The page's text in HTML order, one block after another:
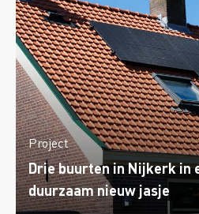
Project
Drie buurten in Nijkerk in
duurzaam nieuw jasje